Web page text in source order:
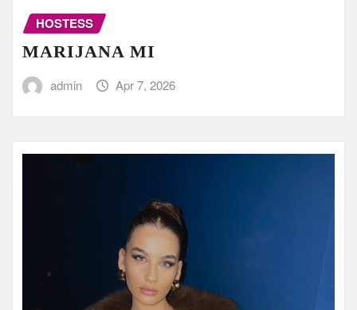
HOSTESS
MARIJANA MI
admin Apr 7, 2026